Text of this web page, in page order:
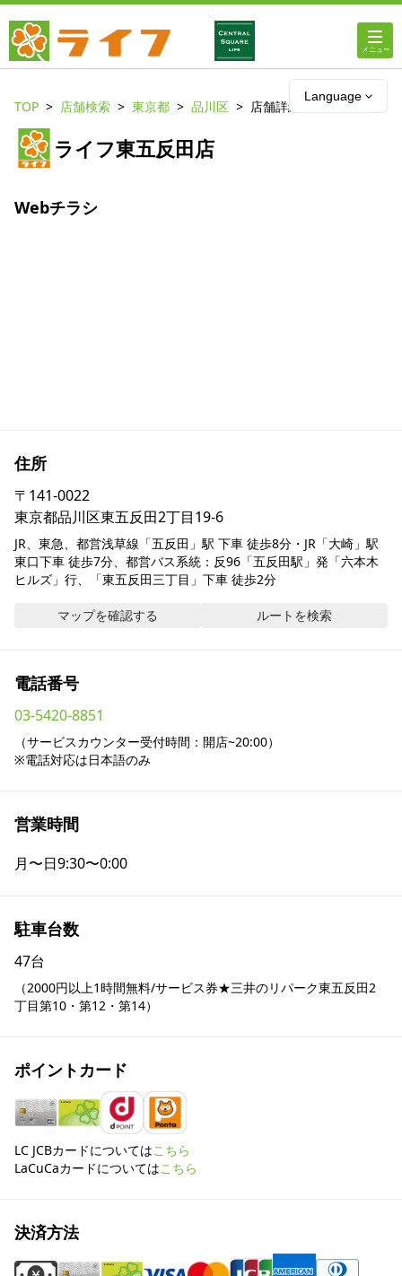
Language
店舗・チラシ情報
Contact us in English
TOP 店舗検索 東京都 品川区 店舗詳細
ライフ東五反田店
Webチラシ
住所
〒 141-0022
東京都品川区東五反田2丁目19-6
JR、東急、都営浅草線「五反田」駅 下車 徒歩8分・JR「大崎」駅
東口下車 徒歩7分、都営バス系統：反96「五反田駅」発「六本木
ヒルズ」行、「東五反田三丁目」下車 徒歩2分
マップを確認する ルートを検索
電話番号
03-5420-8851
（サービスカウンター受付時間：開店~20:00）
※電話対応は日本語のみ
営業時間
月〜日9:30〜0:00
駐車台数
47台
（2000円以上1時間無料/サービス券★三井のリパーク東五反田2
丁目第10・第12・第14）
ポイントカード
LC JCBカードについてはこちら
LaCuCaカードについてはこちら
決済方法